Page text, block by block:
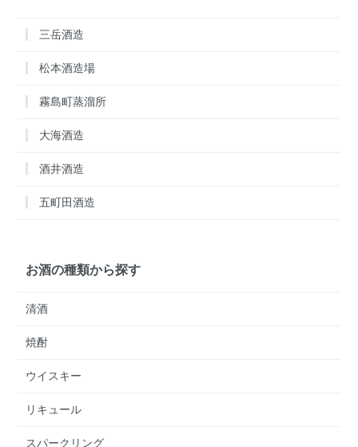
三岳酒造
松本酒造場
霧島町蒸溜所
大海酒造
酒井酒造
五町田酒造
お酒の種類から探す
清酒
焼酎
ウイスキー
リキュール
スパークリング